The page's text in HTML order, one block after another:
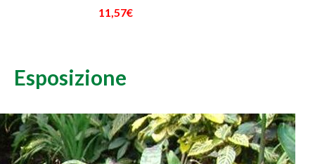
11,57€
Esposizione